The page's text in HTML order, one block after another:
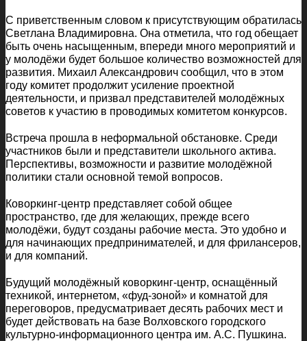
С приветственным словом к присутствующим обратилась
Светлана Владимировна. Она отметила, что год обещает
быть очень насыщенным, впереди много мероприятий и
у молодёжи будет большое количество возможностей для
развития. Михаил Александрович сообщил, что в этом
году комитет продолжит усиление проектной
деятельности, и призвал представителей молодёжных
советов к участию в проводимых комитетом конкурсов.
Встреча прошла в неформальной обстановке. Среди
участников были и представители школьного актива.
Перспективы, возможности и развитие молодёжной
политики стали основной темой вопросов.
Коворкинг-центр представляет собой общее
пространство, где для желающих, прежде всего
молодёжи, будут созданы рабочие места. Это удобно и
для начинающих предпринимателей, и для фрилансеров,
и для компаний.
Будущий молодёжный коворкинг-центр, оснащённый
техникой, интернетом, «фуд-зоной» и комнатой для
переговоров, предусматривает десять рабочих мест и
будет действовать на базе Волховского городского
культурно-информационного центра им. А.С. Пушкина.